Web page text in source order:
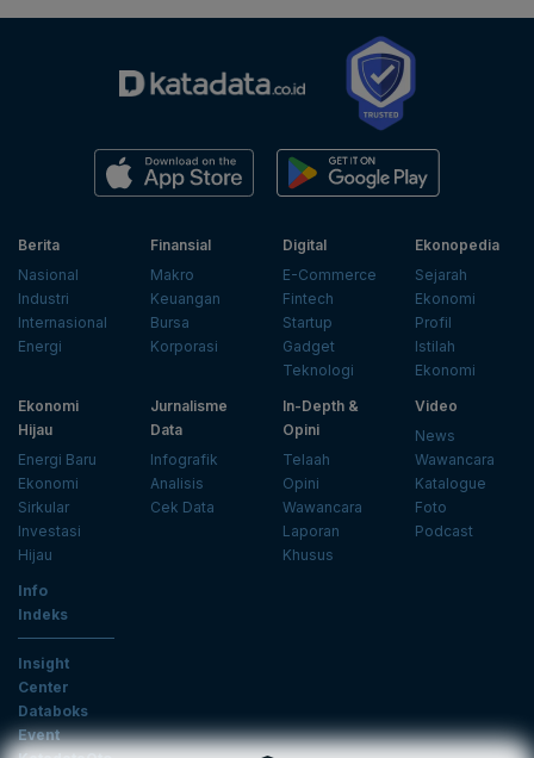
Berita
Nasional
Industri
Internasional
Energi
Finansial
Makro
Keuangan
Bursa
Korporasi
Digital
E-Commerce
Fintech
Startup
Gadget
Teknologi
Ekonopedia
Sejarah
Ekonomi
Profil
Istilah
Ekonomi
Ekonomi
Hijau
Energi Baru
Ekonomi
Sirkular
Investasi
Hijau
Jurnalisme
Data
Infografik
Analisis
Cek Data
In-Depth &
Opini
Telaah
Opini
Wawancara
Laporan
Khusus
Video
News
Wawancara
Katalogue
Foto
Podcast
Info
Indeks
Insight
Center
Databoks
Event